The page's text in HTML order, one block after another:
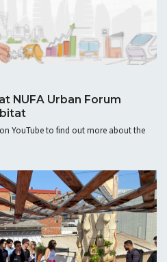
NUFA Urban Forum
YouTube to find out more about the